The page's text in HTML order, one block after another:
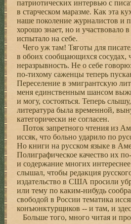
патриотических интервью с
в старческом маразме. Как эта
наше поколение журналистов и
хорошо знает, но и участвовало
испытало на себе.
Чего уж там! Тяготы для
в обоих сообщающихся сосудах,
неразрывность. Не о себе
по-тихому саженцы теперь
Переселение в эмигрантскую
меня единственным шансом
и могу, состояться. Теперь
литература была временной,
категорически не согласен.
Поток запретного чтения из
иссяк, что больно ударило по
Но книги на русском языке в
Полиграфическое качество их
и содержание многих
слышал, чтобы редакция
издательство в США просили
или тему по каким-нибудь
свободой в России тематика
конъюнктурщиков -- и там, и
Больше того, много читая и